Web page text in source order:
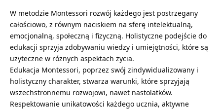
W metodzie Montessori rozwój każdego jest postrzegany
całościowo, z równym naciskiem na sferę intelektualną,
emocjonalną, społeczną i fizyczną. Holistyczne podejście do
edukacji sprzyja zdobywaniu wiedzy i umiejętności, które są
użyteczne w różnych aspektach życia.
Edukacja Montessori, poprzez swój zindywidualizowany i
holistyczny charakter, stwarza warunki, które sprzyjają
wszechstronnemu rozwojowi, nawet nastolatków.
Respektowanie unikatowości każdego ucznia, aktywne